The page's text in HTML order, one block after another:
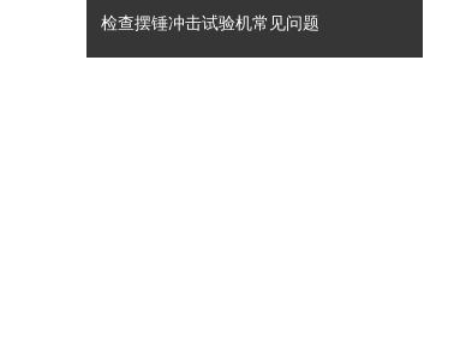
检查摆锤冲击试验机常见问题